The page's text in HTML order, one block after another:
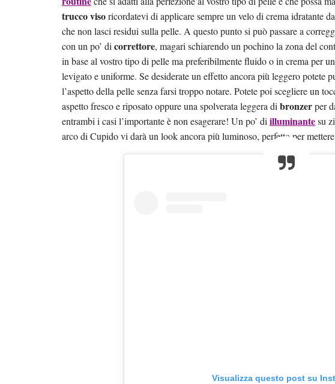
trucco visoricordatevi di applicare sempre un velo di crema idratante
che non lasci residui sulla pelle. A questo punto si può passare a
con un po’ dicorrettore, magari schiarendo un pochino la zona del
in base al vostro tipo di pelle ma preferibilmente fluido o in crema per
levigato e uniforme. Se desiderate un effetto ancora più leggero potete
l’aspetto della pelle senza farsi troppo notare. Potete poi scegliere un
aspetto fresco e riposato oppure una spolverata leggera dibronzerper
entrambi i casi l’importante è non esagerare! Un po’ diilluminantesu
arco di Cupido vi darà un look ancora più luminoso, perfetto per
Visualizza questo post su